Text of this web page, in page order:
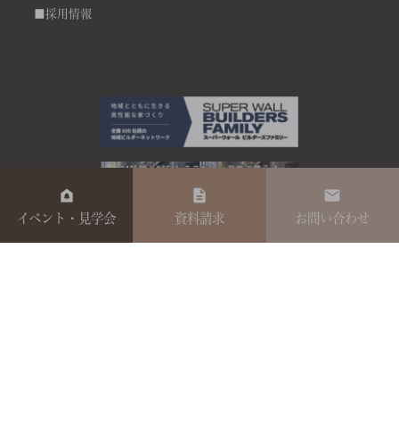
■採用情報
イベント・見学会 資料請求 お問い合わせ